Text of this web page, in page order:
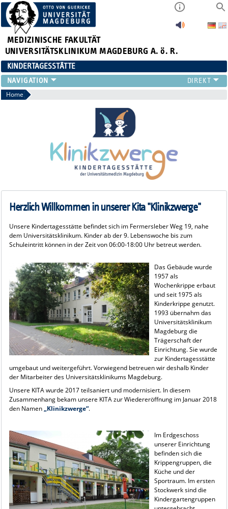
MEDIZINISCHE FAKULTÄT
UNIVERSITÄTSKLINIKUM MAGDEBURG A. ö. R.
KINDERTAGESSTÄTTE
DAFÜR STEHEN WIR
Home
Herzlich Willkommen in unserer Kita "Klinikzwerge"
Unsere Kindertagesstätte befindet sich im Fermersleber Weg 19, nahe
dem Universitätsklinikum. Kinder ab der 9. Lebenswoche bis zum
Schuleintritt können in der Zeit von 06:00-18:00 Uhr betreut werden.
Das Gebäude wurde
1957 als
Wochenkrippe erbaut
und seit 1975 als
Kinderkrippe genutzt.
1993 übernahm das
Universitätsklinikum
Magdeburg die
Trägerschaft der
Einrichtung. Sie wurde
zur Kindertagesstätte
umgebaut und weitergeführt. Vorwiegend betreuen wir deshalb Kinder
der Mitarbeiter des Universitätsklinikums Magdeburg.
Unsere KITA wurde 2017 teilsaniert und modernisiert. In diesem
Zusammenhang bekam unsere KITA zur Wiedereröffnung im Januar 2018
den Namen„Klinikzwerge“.
Im Erdgeschoss
unserer Einrichtung
befinden sich die
Krippengruppen, die
Küche und der
Sportraum. Im ersten
Stockwerk sind die
Kindergartengruppen